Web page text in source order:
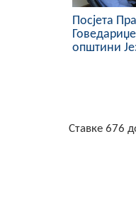
Посјета
општини
Ставке 676